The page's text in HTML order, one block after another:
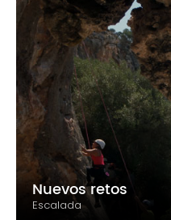
Nuevos retos
Escalada